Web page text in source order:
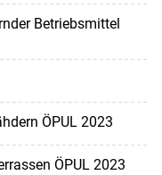
Betriebsmittel
ÖPUL 2023
ÖPUL 2023